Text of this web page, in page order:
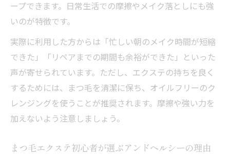
ープできます。日常生活での摩擦やメイク落としにも強
いのが特徴です。
実際に利用した方からは「忙しい朝のメイク時間が短縮
できた」「リペアまでの期間も余裕ができた」といった
声が寄せられています。ただし、エクステの持ちを良く
するためには、まつ毛を清潔に保ち、オイルフリーのク
レンジングを使うことが推奨されます。摩擦や強い力を
加えないよう注意しましょう。
まつ毛エクステ初心者が選ぶアンドヘルシーの理由